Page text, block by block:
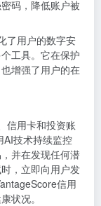
码，降低账户被
了用户的数字安
工具。它在保护
增强了用户的在
信用卡和投资账
AI技术持续监控
并在发现任何潜
，立即向用户发
信用
状况。